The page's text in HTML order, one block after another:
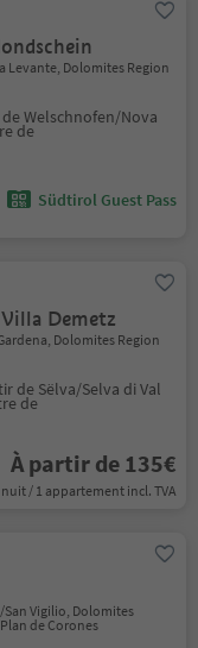
Levante, Dolomites Region
Welschnofen/Nova
de
Südtirol Guest Pass
Demetz
Dolomites Region
de Sëlva/Selva di Val
de
À partir de 135€
nuit / 1 appartement incl. TVA
San Vigilio, Dolomites
de Corones